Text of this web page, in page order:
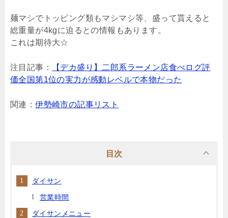
麺マシでトッピング類もマシマシ等、盛って貰えると
総重量が4kgに迫るとの情報もあります。
これは期待大☆
注目記事：
【デカ盛り】二郎系ラーメン店食べログ評
価全国第1位の実力が感動レベルで本物だった
関連：伊勢崎市の記事リスト
目次
ダイサン
営業時間
ダイサンメニュー